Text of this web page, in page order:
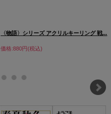
〈物語〉シリーズ アクリルキーリング 戦...
価格:880円(税込)